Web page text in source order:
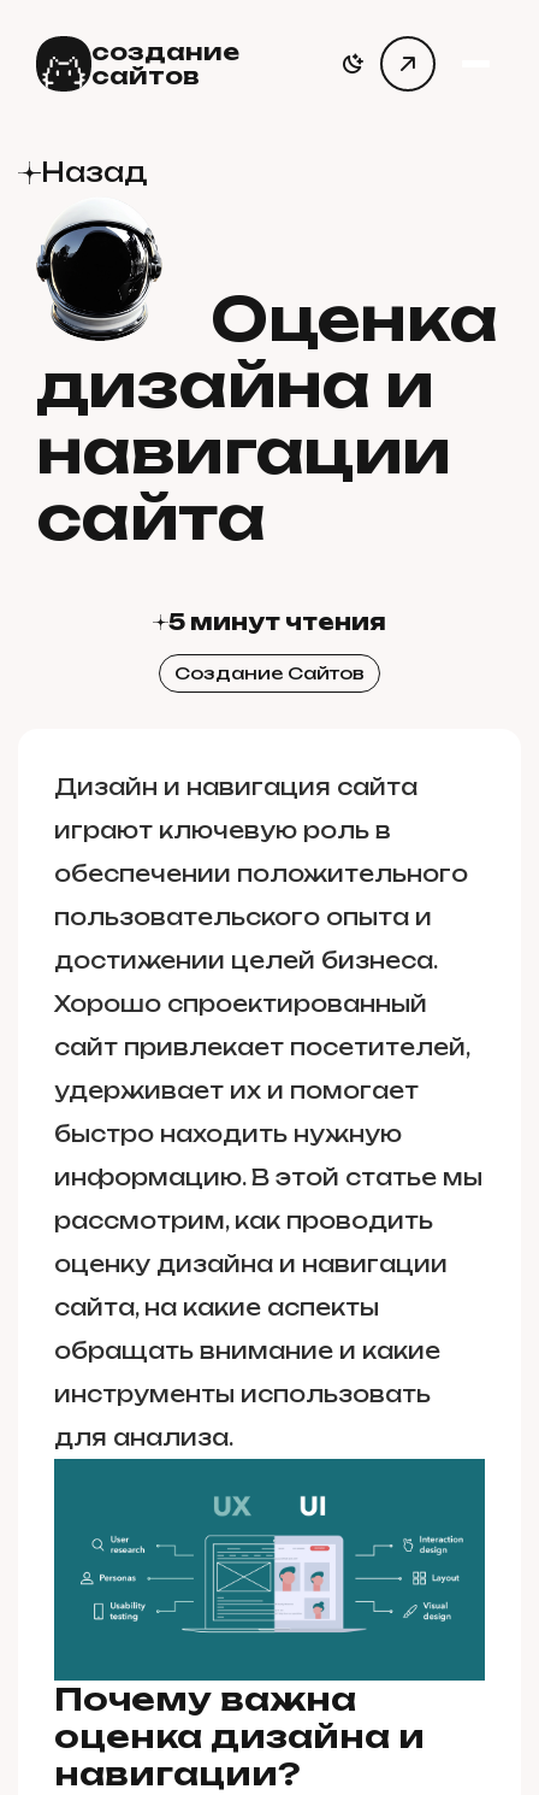
создание
сайтов
Назад
Оценка
дизайна и
навигации
сайта
5 минут чтения
Создание Сайтов
Дизайн и навигация сайта
играют ключевую роль в
обеспечении положительного
пользовательского опыта и
достижении целей бизнеса.
Хорошо спроектированный
сайт привлекает посетителей,
удерживает их и помогает
быстро находить нужную
информацию. В этой статье мы
рассмотрим, как проводить
оценку дизайна и навигации
сайта, на какие аспекты
обращать внимание и какие
инструменты использовать
для анализа.
Почему важна
оценка дизайна и
навигации?